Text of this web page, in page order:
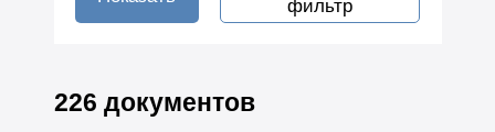
фильтр
226 документов